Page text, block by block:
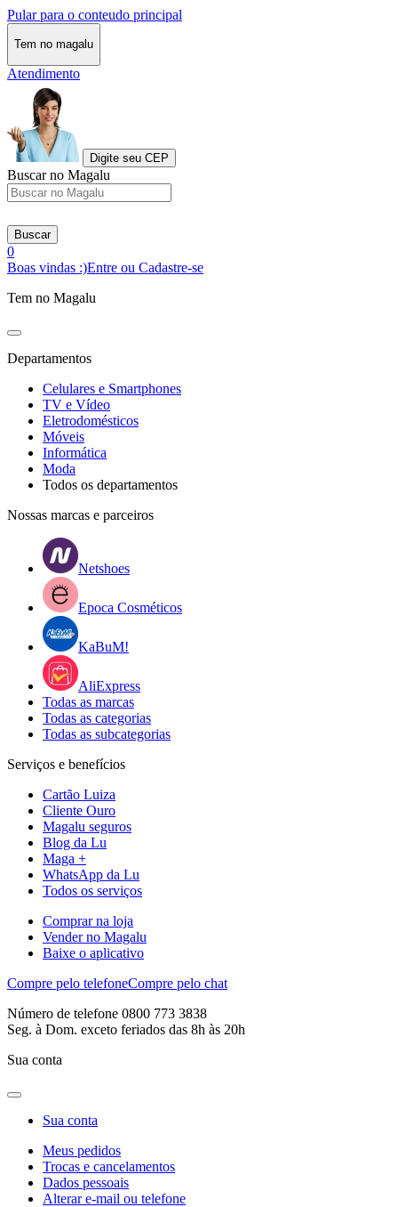
Pular para o conteudo principal
Tem no magalu
Atendimento
Digite seu CEP
Buscar no Magalu
Buscar
0
Boas vindas :)Entre ou Cadastre-se
Tem no Magalu
Departamentos
Celulares e Smartphones
TV e Vídeo
Eletrodomésticos
Móveis
Informática
Moda
Todos os departamentos
Nossas marcas e parceiros
Netshoes
Epoca Cosméticos
KaBuM!
AliExpress
Todas as marcas
Todas as categorias
Todas as subcategorias
Serviços e benefícios
Cartão Luiza
Cliente Ouro
Magalu seguros
Blog da Lu
Maga +
WhatsApp da Lu
Todos os serviços
Comprar na loja
Vender no Magalu
Baixe o aplicativo
Compre pelo telefoneCompre pelo chat
Número de telefone 0800 773 3838
Seg. à Dom. exceto feriados das 8h às 20h
Sua conta
Sua conta
Meus pedidos
Trocas e cancelamentos
Dados pessoais
Alterar e-mail ou telefone